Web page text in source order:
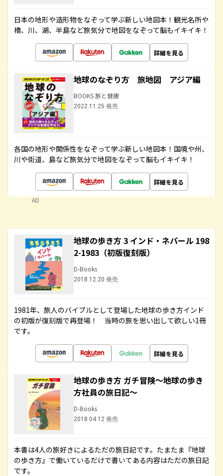
日本の地形や造形物をなぞって学ぶ新しい地図本！観光名所や
橋、川、湖、半島など旅気分で地図をなぞって脳もイキイキ！
詳細を見る
地球のなぞり方 旅地図 アジア編
BOOKS 旅と健康
2022.11.25 発売
各国の地形や関係性をなぞって学ぶ新しい地図本！国境や州、
川や街道、島など旅気分で地図をなぞって脳もイキイキ！
詳細を見る
AD
地球の歩き方 3 インド・ネパール 198
2-1983（初版復刻版）
D-Books
2018.12.20 発売
1981年、旅人のバイブルとして登場した地球の歩き方インド
の初版が復刻版で再登場！ 当時の旅を思い出して欲しい1冊
です。
詳細を見る
地球の歩き方 ガチ冒険～地球の歩き
方社員の旅日記～
D-Books
2018.04.12 発売
本書は4人の旅好きによるただの旅日記です。たまたま『地球
の歩き方』で働いているだけで書いてある内容はただの旅日記
です。